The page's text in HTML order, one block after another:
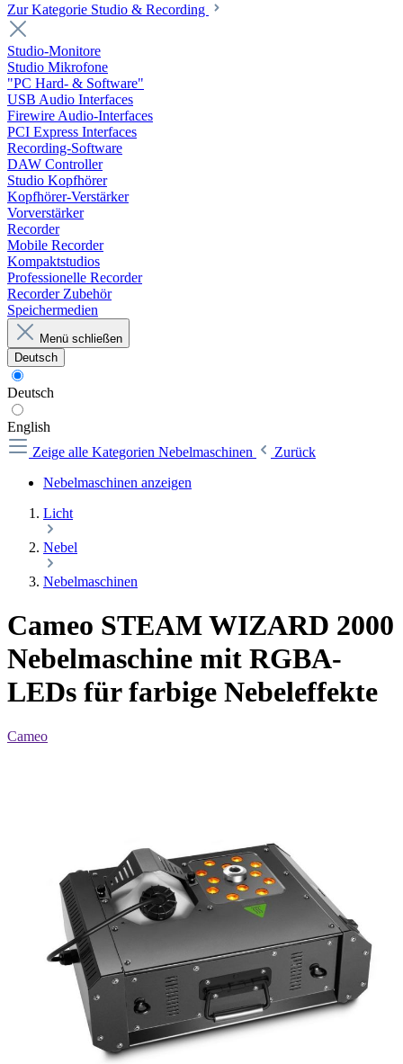
Zur Kategorie Studio & Recording
Studio-Monitore
Studio Mikrofone
"PC Hard- & Software"
USB Audio Interfaces
Firewire Audio-Interfaces
PCI Express Interfaces
Recording-Software
DAW Controller
Studio Kopfhörer
Kopfhörer-Verstärker
Vorverstärker
Recorder
Mobile Recorder
Kompaktstudios
Professionelle Recorder
Recorder Zubehör
Speichermedien
Menü schließen
Deutsch
Deutsch
English
Zeige alle Kategorien Nebelmaschinen
Zurück
Nebelmaschinen anzeigen
Licht
Nebel
Nebelmaschinen
Cameo STEAM WIZARD 2000
Nebelmaschine mit RGBA-
LEDs für farbige Nebeleffekte
Cameo